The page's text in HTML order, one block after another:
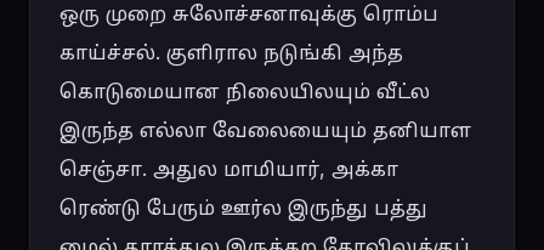
ஒரு முறை சுலோச்சனாவுக்கு ரொம்ப
காய்ச்சல். குளிரால நடுங்கி அந்த
கொடுமையான நிலையிலயும் வீட்ல
இருந்த எல்லா வேலையையும் தனியாள
செஞ்சா. அதுல மாமியார், அக்கா
ரெண்டு பேரும் ஊர்ல இருந்து பத்து